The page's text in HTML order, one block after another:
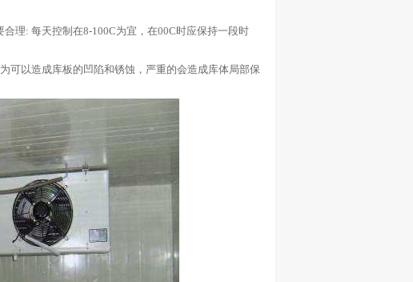
: 每天控制在8-100C为宜，在00C时应保持一段时
以造成库板的凹陷和锈蚀，严重的会造成库体局部保